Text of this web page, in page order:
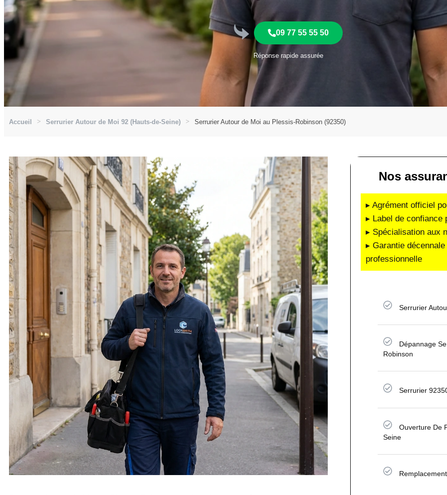
09 77 55 55 50
Réponse rapide assurée
Accueil Serrurier Autour de Moi 92 (Hauts-de-Seine) Serrurier Autour de Moi au Plessis-Robinson (92350)
Nos
▸ Agrément officiel
▸ Label de confiance
▸ Spécialisation aux
▸ Garantie
professionnelle
Serrurier
Dépannage
Robinson
Serrurier
Ouverture De
Seine